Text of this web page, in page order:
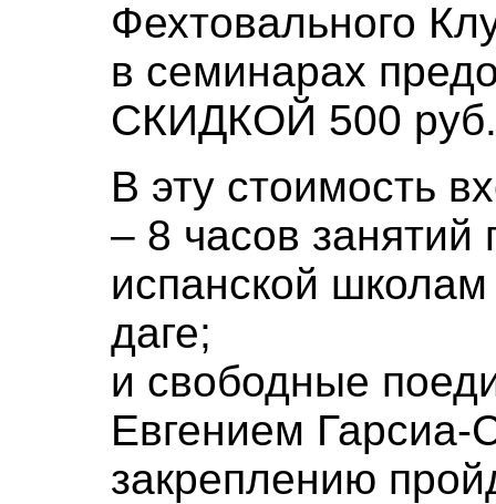
Фехтовального
в семинарах
СКИДКОЙ 500 руб.
В эту стоимость
– 8 часов занятий
испанской
даге;
и свободные
Евгением Гарсиа-
закреплению